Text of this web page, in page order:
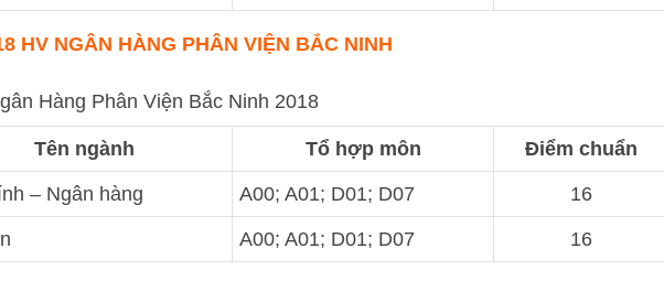
HV NGÂN HÀNG PHÂN VIỆN BẮC NINH
Hàng Phân Viện Bắc Ninh 2018
Tên ngành Tổ hợp môn Điểm chuẩn
– Ngân hàng A00; A01; D01; D07 16
A00; A01; D01; D07 16